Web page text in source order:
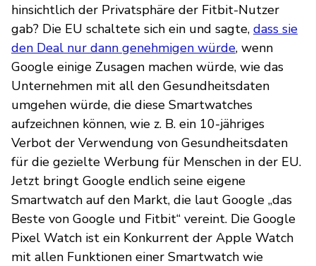
hinsichtlich der Privatsphäre der Fitbit-Nutzer
gab? Die EU schaltete sich ein und sagte, dass sie
den Deal nur dann genehmigen würde, wenn
Google einige Zusagen machen würde, wie das
Unternehmen mit all den Gesundheitsdaten
umgehen würde, die diese Smartwatches
aufzeichnen können, wie z. B. ein 10-jähriges
Verbot der Verwendung von Gesundheitsdaten
für die gezielte Werbung für Menschen in der EU.
Jetzt bringt Google endlich seine eigene
Smartwatch auf den Markt, die laut Google „das
Beste von Google und Fitbit“ vereint. Die Google
Pixel Watch ist ein Konkurrent der Apple Watch
mit allen Funktionen einer Smartwatch wie